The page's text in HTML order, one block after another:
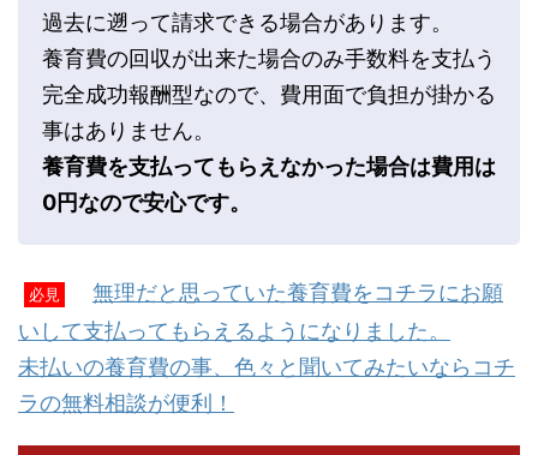
過去に遡って請求できる場合があります。
養育費の回収が出来た場合のみ手数料を支払う
完全成功報酬型なので、費用面で負担が掛かる
事はありません。
養育費を支払ってもらえなかった場合は費用は
0円なので安心です。
必見
無理だと思っていた養育費をコチラにお願
いして支払ってもらえるようになりました。
未払いの養育費の事、色々と聞いてみたいならコチ
ラの無料相談が便利！